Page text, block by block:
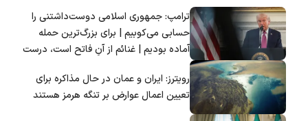
ترامپ: جمهوری اسلامی دوست‌داشتنی را
حسابی می‌کوبیم | برای بزرگ‌ترین حمله
آماده بودیم | غنائم از آنِ فاتح است، درست
رویترز: ایران و عمان در حال مذاکره برای
تعیین اعمال عوارض بر تنگه هرمز هستند